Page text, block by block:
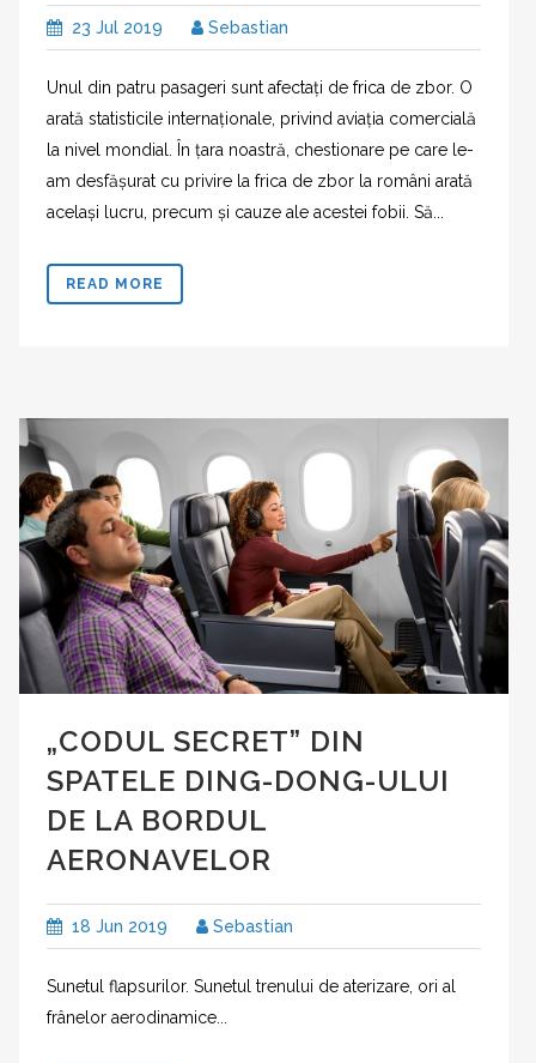
23 Jul 2019 Sebastian
Unul din patru pasageri sunt afectați de frica de zbor. O
arată statisticile internaționale, privind aviația comercială
la nivel mondial. În țara noastră, chestionare pe care le-
am desfășurat cu privire la frica de zbor la români arată
același lucru, precum și cauze ale acestei fobii. Să...
READ MORE
„CODUL SECRET” DIN
SPATELE DING-DONG-ULUI
DE LA BORDUL
AERONAVELOR
18 Jun 2019 Sebastian
Sunetul flapsurilor. Sunetul trenului de aterizare, ori al
frânelor aerodinamice...